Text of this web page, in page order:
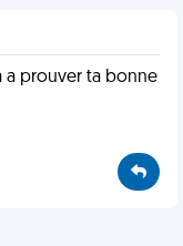
a prouver ta bonne